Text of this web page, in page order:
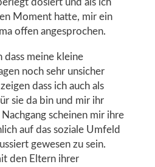
dosiert und als ich
Moment hatte, mir ein
offen angesprochen.
dass meine kleine
noch sehr unsicher
dass ich auch als
sie da bin und mir ihr
scheinen mir ihre
auf das soziale Umfeld
gewesen zu sein.
den Eltern ihrer